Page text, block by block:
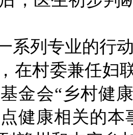
系列专业的行
在村委兼任妇
金会“乡村健
健康相关的本